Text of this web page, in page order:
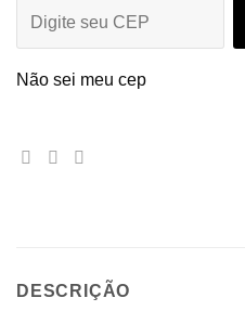
Não sei meu cep
DESCRIÇÃO